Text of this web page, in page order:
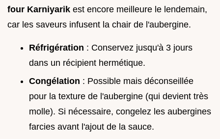
four Karniyarik est encore meilleure le lendemain,
car les saveurs infusent la chair de l'aubergine.
Réfrigération : Conservez jusqu'à 3 jours
dans un récipient hermétique.
Congélation : Possible mais déconseillée
pour la texture de l'aubergine (qui devient très
molle). Si nécessaire, congelez les aubergines
farcies avant l'ajout de la sauce.